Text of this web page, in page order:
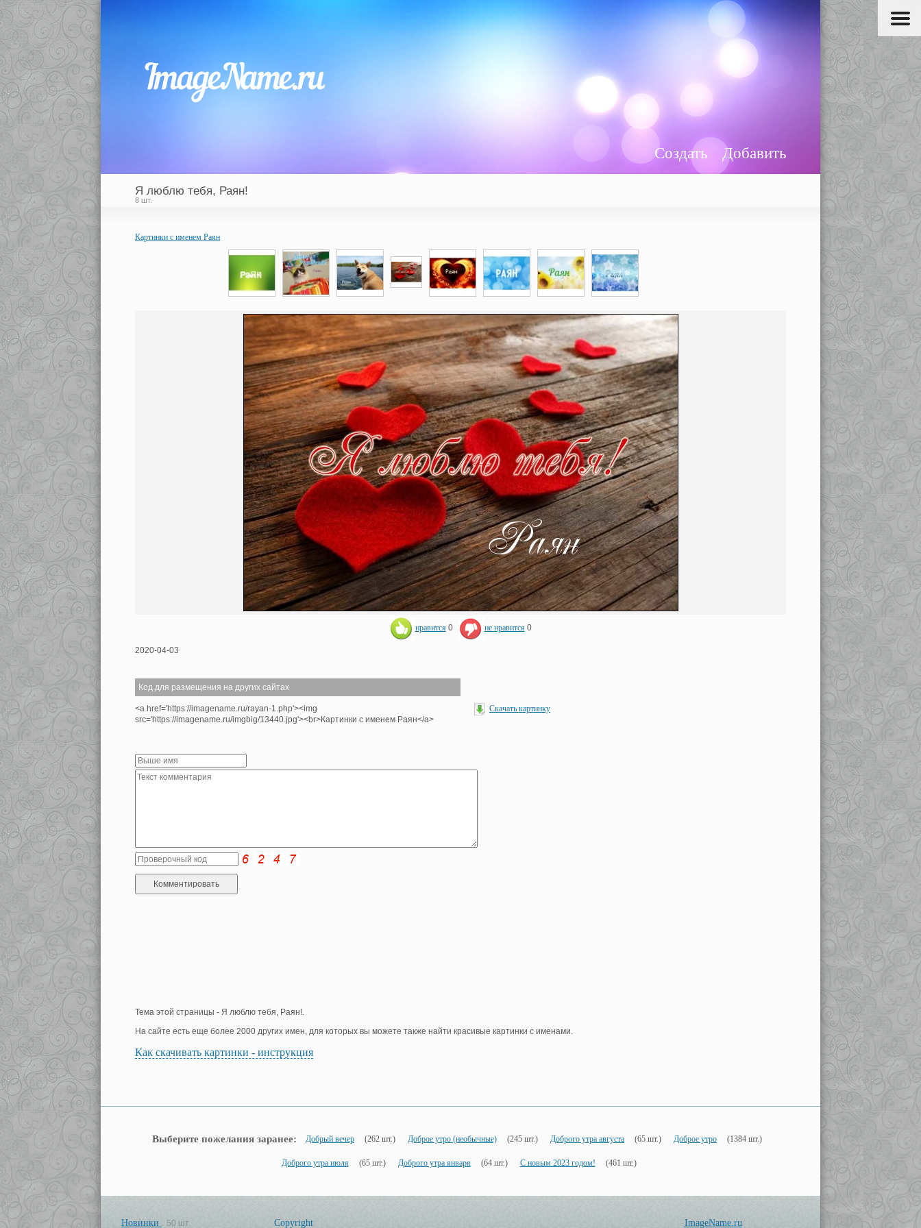
Добавить
Создать
Я люблю тебя, Раян!
8 шт.
Картинки с именем Раян
нравится 0 не нравится 0
2020-04-03
Код для размещения на других сайтах
<a href='https://imagename.ru/rayan-1.php'><img
src='https://imagename.ru/imgbig/13440.jpg'><br>Картинки с именем Раян</a>
Скачать картинку
Тема этой страницы - Я люблю тебя, Раян!.
На сайте есть еще более 2000 других имен, для которых вы можете также найти красивые картинки с именами.
Как скачивать картинки - инструкция
Выберите пожелания заранее: Добрый вечер (262 шт.) Доброе утро (необычные) (245 шт.) Доброго утра августа (65 шт.) Доброе утро (1384 шт.)
Доброго утра июля (65 шт.) Доброго утра января (64 шт.) С новым 2023 годом! (461 шт.)
Новинки 50 шт. Copyright ImageName.ru